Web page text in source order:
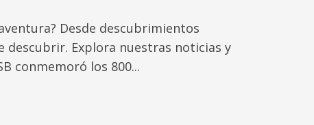
Desde descubrimientos
descubrir. Explora nuestras noticias y
conmemoró los 800...